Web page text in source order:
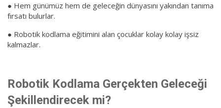
● Hem günümüz hem de geleceğin dünyasını yakından tanıma
fırsatı bulurlar.
● Robotik kodlama eğitimini alan çocuklar kolay kolay işsiz
kalmazlar.
Robotik Kodlama Gerçekten Geleceği
Şekillendirecek mi?